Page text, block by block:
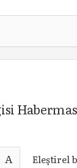
A Eleştirel